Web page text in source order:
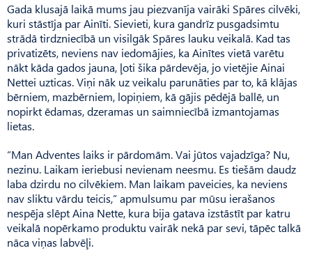
Gada klusajā laikā mums jau piezvanīja vairāki Spāres cilvēki,
kuri stāstīja par Ainīti. Sievieti, kura gandrīz pusgadsimtu
strādā tirdzniecībā un visilgāk Spāres lauku veikalā. Kad tas
privatizēts, neviens nav iedomājies, ka Ainītes vietā varētu
nākt kāda gados jauna, ļoti šika pārdevēja, jo vietējie Ainai
Nettei uzticas. Viņi nāk uz veikalu parunāties par to, kā klājas
bērniem, mazbērniem, lopiņiem, kā gājis pēdējā ballē, un
nopirkt ēdamas, dzeramas un saimniecībā izmantojamas
lietas.
“Man Adventes laiks ir pārdomām. Vai jūtos vajadzīga? Nu,
nezinu. Laikam ieriebusi nevienam neesmu. Es tiešām daudz
laba dzirdu no cilvēkiem. Man laikam paveicies, ka neviens
nav sliktu vārdu teicis,” apmulsumu par mūsu ierašanos
nespēja slēpt Aina Nette, kura bija gatava izstāstīt par katru
veikalā nopērkamo produktu vairāk nekā par sevi, tāpēc talkā
nāca viņas labvēļi.